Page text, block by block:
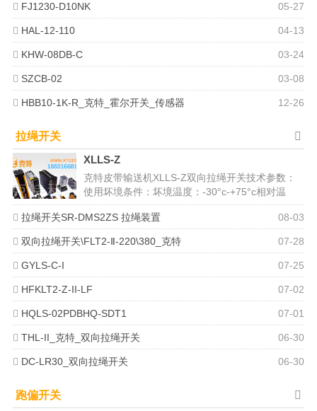
05-27
FJ1230-D10NK
04-13
HAL-12-110
03-24
KHW-08DB-C
03-08
SZCB-02
12-26
HBB10-1K-R_克特_霍尔开关_传感器
拉绳开关
XLLS-Z
克特皮带输送机XLLS-Z双向拉绳开关技术参数：
使用坏境条件：坏境温度：-30°c-+75°c相对温
度：不大于85％动作...
08-03
拉绳开关SR-DMS2ZS 拉绳装置
07-28
双向拉绳开关\FLT2-Ⅱ-220\380_克特
07-25
GYLS-C-I
07-02
HFKLT2-Z-II-LF
07-01
HQLS-02PDBHQ-SDT1
06-30
THL-II_克特_双向拉绳开关
06-30
DC-LR30_双向拉绳开关
跑偏开关